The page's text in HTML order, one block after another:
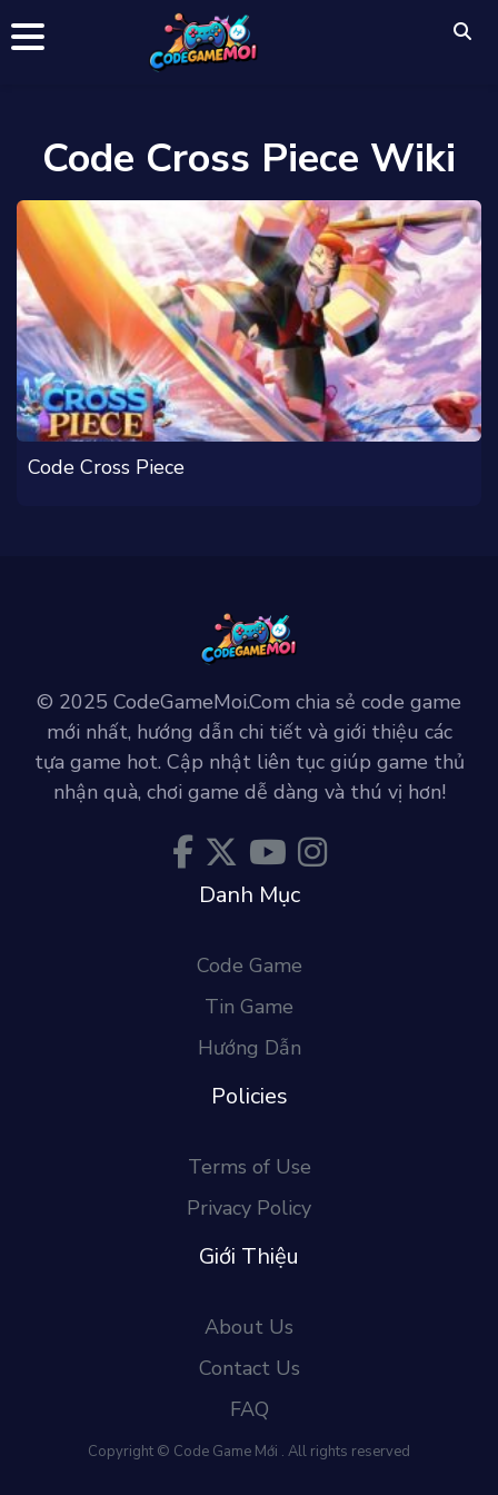
Code Cross Piece Wiki
Code Cross Piece
© 2025 CodeGameMoi.Com chia sẻ code game
mới nhất, hướng dẫn chi tiết và giới thiệu các
tựa game hot. Cập nhật liên tục giúp game thủ
nhận quà, chơi game dễ dàng và thú vị hơn!
Danh Mục
Code Game
Tin Game
Hướng Dẫn
Policies
Terms of Use
Privacy Policy
Giới Thiệu
About Us
Contact Us
FAQ
Copyright © Code Game Mới . All rights reserved